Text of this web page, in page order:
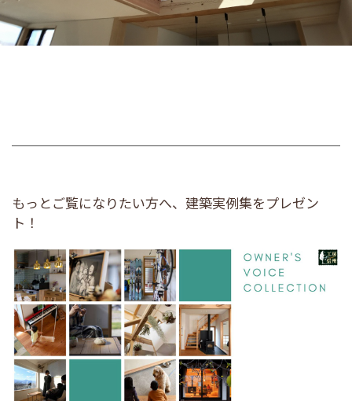
もっとご覧になりたい方へ、建築実例集をプレゼン
ト！